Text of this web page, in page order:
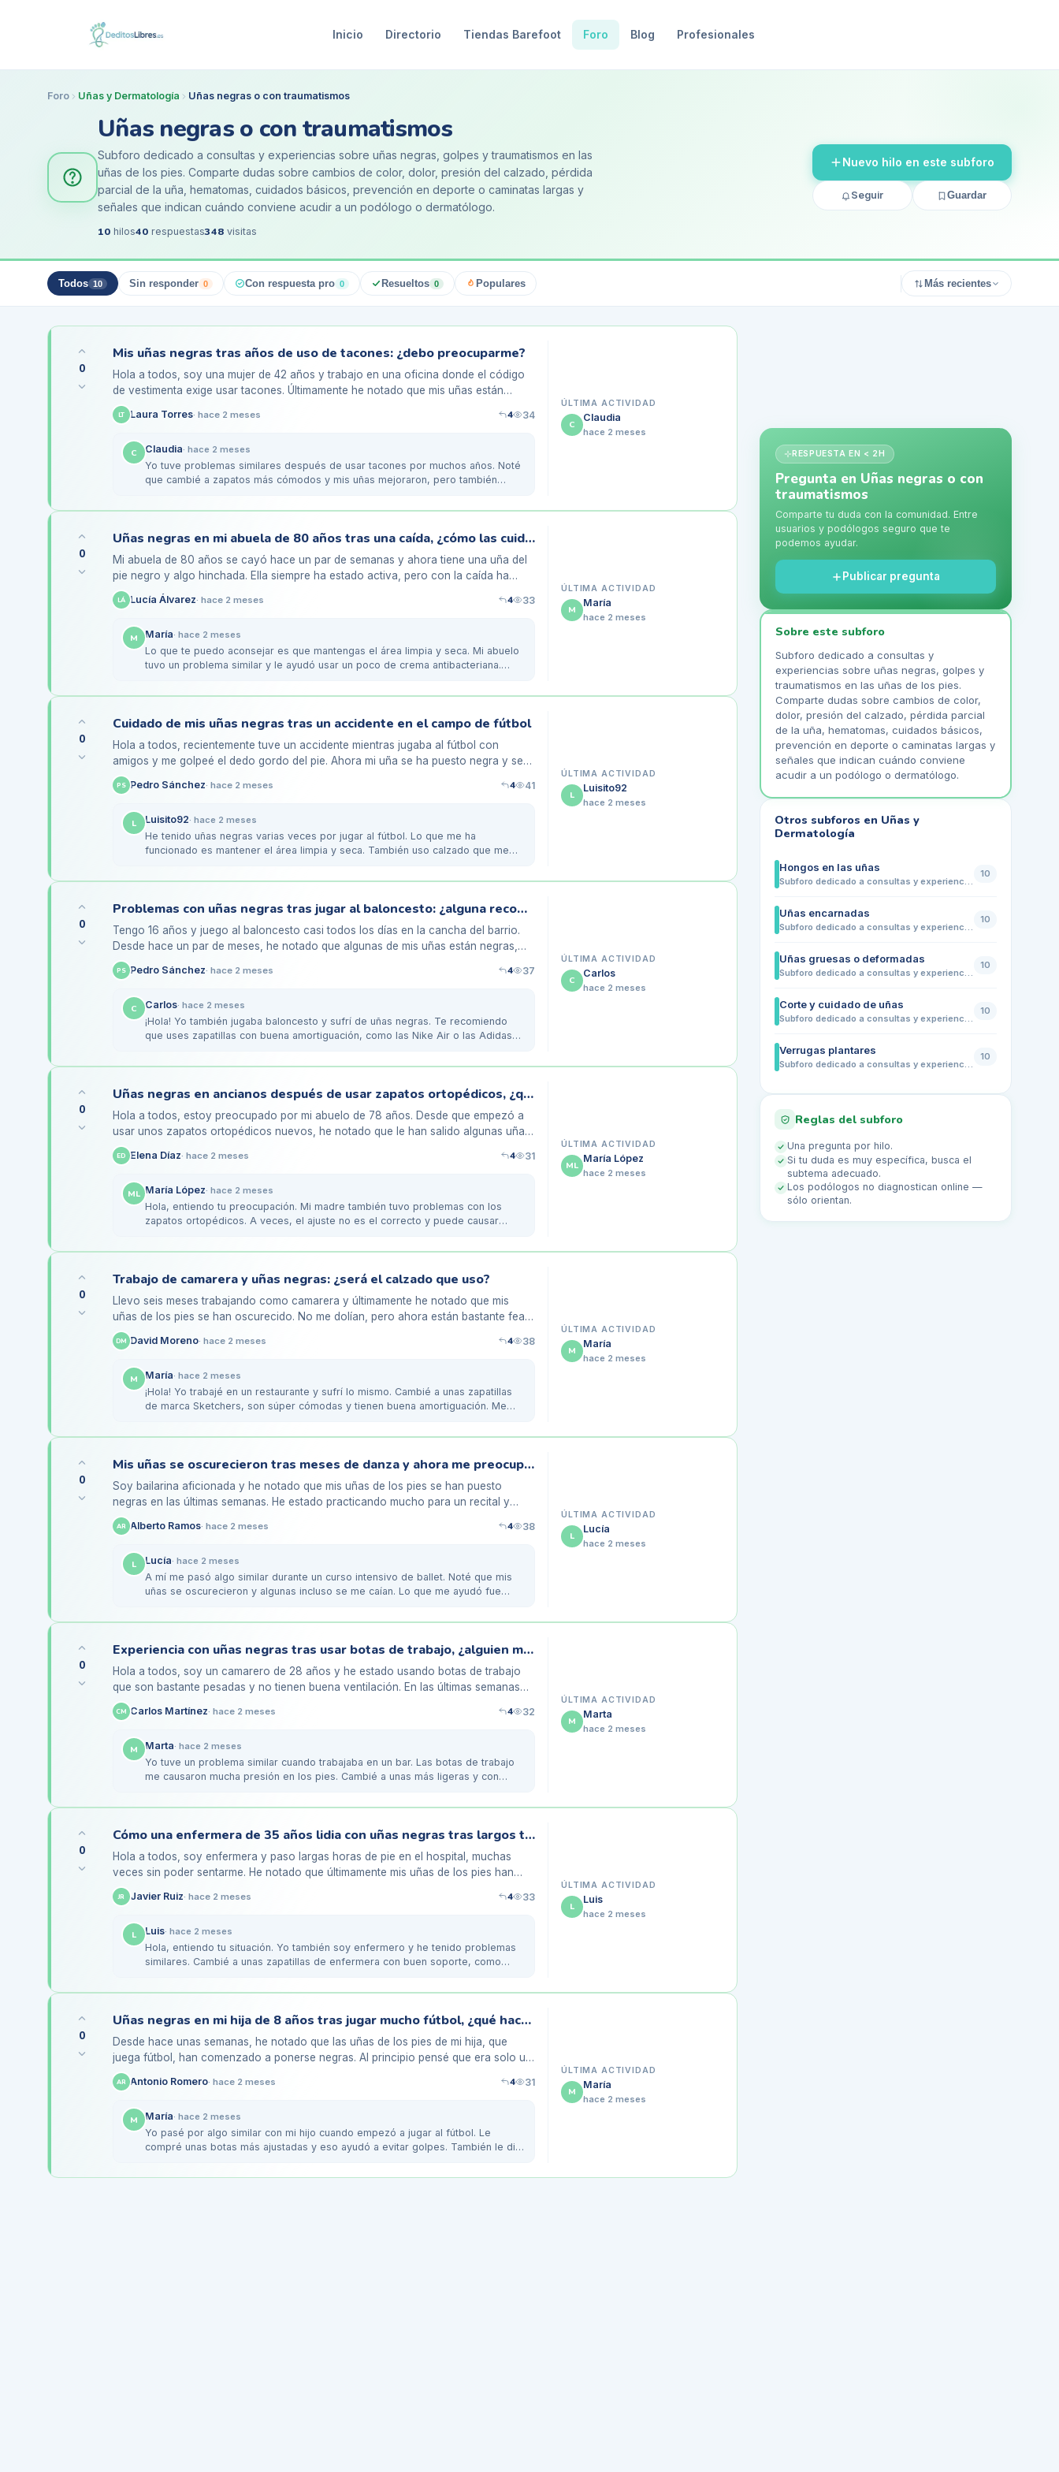
Inicio Directorio Tiendas Barefoot Foro Blog Profesionales
Foro Uñas y Dermatología Uñas negras o con traumatismos
Uñas negras o con traumatismos
Subforo dedicado a consultas y experiencias sobre uñas negras, golpes y traumatismos en las
uñas de los pies. Comparte dudas sobre cambios de color, dolor, presión del calzado, pérdida
parcial de la uña, hematomas, cuidados básicos, prevención en deporte o caminatas largas y
señales que indican cuándo conviene acudir a un podólogo o dermatólogo.
10 hilos40 respuestas348 visitas
Nuevo hilo en este subforo
Seguir Guardar
Todos 10 Sin responder 0 Con respuesta pro 0 Resueltos 0 Populares Más recientes
0
Mis uñas negras tras años de uso de tacones: ¿debo preocuparme?
Hola a todos, soy una mujer de 42 años y trabajo en una oficina donde el código
de vestimenta exige usar tacones. Últimamente he notado que mis uñas están
oscureciendo y se…
LT Laura Torres· hace 2 meses 4 34
C Claudia· hace 2 meses
Yo tuve problemas similares después de usar tacones por muchos años. Noté
que cambié a zapatos más cómodos y mis uñas mejoraron, pero también
ÚLTIMA ACTIVIDAD
C
Claudia
hace 2 meses
0
Uñas negras en mi abuela de 80 años tras una caída, ¿cómo las cuido?
Mi abuela de 80 años se cayó hace un par de semanas y ahora tiene una uña del
pie negro y algo hinchada. Ella siempre ha estado activa, pero con la caída ha
estado un poco más…
LÁ Lucía Álvarez· hace 2 meses 4 33
M María· hace 2 meses
Lo que te puedo aconsejar es que mantengas el área limpia y seca. Mi abuelo
tuvo un problema similar y le ayudó usar un poco de crema antibacteriana.
ÚLTIMA ACTIVIDAD
M
María
hace 2 meses
0
Cuidado de mis uñas negras tras un accidente en el campo de fútbol
Hola a todos, recientemente tuve un accidente mientras jugaba al fútbol con
amigos y me golpeé el dedo gordo del pie. Ahora mi uña se ha puesto negra y se
ve bastante mal. No soy…
PS Pedro Sánchez· hace 2 meses 4 41
L Luisito92· hace 2 meses
He tenido uñas negras varias veces por jugar al fútbol. Lo que me ha
funcionado es mantener el área limpia y seca. También uso calzado que me
ÚLTIMA ACTIVIDAD
L
Luisito92
hace 2 meses
0
Problemas con uñas negras tras jugar al baloncesto: ¿alguna recomendación?
Tengo 16 años y juego al baloncesto casi todos los días en la cancha del barrio.
Desde hace un par de meses, he notado que algunas de mis uñas están negras,
especialmente las de…
PS Pedro Sánchez· hace 2 meses 4 37
C Carlos· hace 2 meses
¡Hola! Yo también jugaba baloncesto y sufrí de uñas negras. Te recomiendo
que uses zapatillas con buena amortiguación, como las Nike Air o las Adidas
ÚLTIMA ACTIVIDAD
C
Carlos
hace 2 meses
0
Uñas negras en ancianos después de usar zapatos ortopédicos, ¿qué hacer?
Hola a todos, estoy preocupado por mi abuelo de 78 años. Desde que empezó a
usar unos zapatos ortopédicos nuevos, he notado que le han salido algunas uñas
negras en los pies. Él…
ED Elena Díaz· hace 2 meses 4 31
ML María López· hace 2 meses
Hola, entiendo tu preocupación. Mi madre también tuvo problemas con los
zapatos ortopédicos. A veces, el ajuste no es el correcto y puede causar
ÚLTIMA ACTIVIDAD
ML
María López
hace 2 meses
0
Trabajo de camarera y uñas negras: ¿será el calzado que uso?
Llevo seis meses trabajando como camarera y últimamente he notado que mis
uñas de los pies se han oscurecido. No me dolían, pero ahora están bastante feas
y me preocupa cómo se…
DM David Moreno· hace 2 meses 4 38
M María· hace 2 meses
¡Hola! Yo trabajé en un restaurante y sufrí lo mismo. Cambié a unas zapatillas
de marca Sketchers, son súper cómodas y tienen buena amortiguación. Me
ÚLTIMA ACTIVIDAD
M
María
hace 2 meses
0
Mis uñas se oscurecieron tras meses de danza y ahora me preocupan
Soy bailarina aficionada y he notado que mis uñas de los pies se han puesto
negras en las últimas semanas. He estado practicando mucho para un recital y
creo que el roce con las…
AR Alberto Ramos· hace 2 meses 4 38
L Lucía· hace 2 meses
A mí me pasó algo similar durante un curso intensivo de ballet. Noté que mis
uñas se oscurecieron y algunas incluso se me caían. Lo que me ayudó fue
ÚLTIMA ACTIVIDAD
L
Lucía
hace 2 meses
0
Experiencia con uñas negras tras usar botas de trabajo, ¿alguien más?
Hola a todos, soy un camarero de 28 años y he estado usando botas de trabajo
que son bastante pesadas y no tienen buena ventilación. En las últimas semanas
he notado que mis uñas…
CM Carlos Martínez· hace 2 meses 4 32
M Marta· hace 2 meses
Yo tuve un problema similar cuando trabajaba en un bar. Las botas de trabajo
me causaron mucha presión en los pies. Cambié a unas más ligeras y con
ÚLTIMA ACTIVIDAD
M
Marta
hace 2 meses
0
Cómo una enfermera de 35 años lidia con uñas negras tras largos turnos
Hola a todos, soy enfermera y paso largas horas de pie en el hospital, muchas
veces sin poder sentarme. He notado que últimamente mis uñas de los pies han
empezado a ponerse…
JR Javier Ruiz· hace 2 meses 4 33
L Luis· hace 2 meses
Hola, entiendo tu situación. Yo también soy enfermero y he tenido problemas
similares. Cambié a unas zapatillas de enfermera con buen soporte, como
ÚLTIMA ACTIVIDAD
L
Luis
hace 2 meses
0
Uñas negras en mi hija de 8 años tras jugar mucho fútbol, ¿qué hacer?
Desde hace unas semanas, he notado que las uñas de los pies de mi hija, que
juega fútbol, han comenzado a ponerse negras. Al principio pensé que era solo un
moretón, pero ahora…
AR Antonio Romero· hace 2 meses 4 31
M María· hace 2 meses
Yo pasé por algo similar con mi hijo cuando empezó a jugar al fútbol. Le
compré unas botas más ajustadas y eso ayudó a evitar golpes. También le dije
ÚLTIMA ACTIVIDAD
M
María
hace 2 meses
RESPUESTA EN < 2H
Pregunta en Uñas negras o con
traumatismos
Comparte tu duda con la comunidad. Entre
usuarios y podólogos seguro que te
podemos ayudar.
Publicar pregunta
Sobre este subforo
Subforo dedicado a consultas y
experiencias sobre uñas negras, golpes y
traumatismos en las uñas de los pies.
Comparte dudas sobre cambios de color,
dolor, presión del calzado, pérdida parcial
de la uña, hematomas, cuidados básicos,
prevención en deporte o caminatas largas y
señales que indican cuándo conviene
acudir a un podólogo o dermatólogo.
Otros subforos en Uñas y
Dermatología
Hongos en las uñas
Subforo dedicado a consultas y experiencias sobre hongos en las uñas de los pies. Comparte dudas sobre cambios de color, engrosamiento, fragilidad, mal aspecto, molestias con el calzado, prevención de contagios, higiene, tratamientos habituales y señales que indican cuándo conviene acudir a un podólogo o dermatólogo.
10
Uñas encarnadas
Subforo dedicado a consultas y experiencias sobre uñas encarnadas en pies. Comparte dudas sobre dolor en los bordes de la uña, inflamación, enrojecimiento, molestias al caminar, presión del calzado, corte correcto de las uñas, prevención de recaídas y señales que indican cuándo conviene acudir a un podólogo
10
Uñas gruesas o deformadas
Subforo dedicado a consultas y experiencias sobre uñas engrosadas, deformadas o con crecimiento irregular. Comparte dudas sobre cambios de forma, grosor, color, molestias con el calzado, posibles causas, cuidados básicos, corte seguro, relación con hongos o traumatismos y señales que indican cuándo conviene acudir a un podólogo o dermatólogo.
10
Corte y cuidado de uñas
Subforo dedicado a consultas y experiencias sobre el corte correcto y el cuidado diario de las uñas de los pies. Comparte dudas sobre cómo cortar las uñas, evitar que se encarnen, limarlas correctamente, mantenerlas limpias, prevenir molestias con el calzado y saber cuándo conviene acudir a un podólogo ante dolor, deformidad o cambios de color.
10
Verrugas plantares
Subforo dedicado a consultas y experiencias sobre verrugas plantares en los pies. Comparte dudas sobre lesiones dolorosas en la planta, molestias al caminar, contagio en piscinas o vestuarios, diferencias con callosidades, prevención, evolución y señales que indican cuándo conviene acudir a un podólogo o dermatólogo.
10
Reglas del subforo
Una pregunta por hilo.
Si tu duda es muy específica, busca el
subtema adecuado.
Los podólogos no diagnostican online —
sólo orientan.